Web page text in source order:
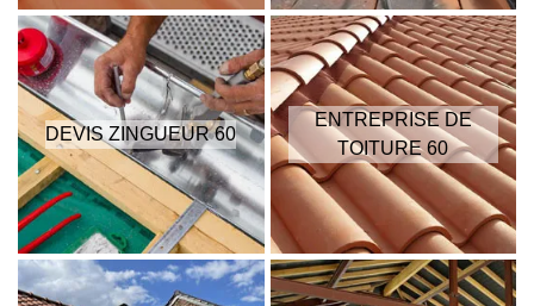
DEVIS ZINGUEUR 60
ENTREPRISE DE
TOITURE 60